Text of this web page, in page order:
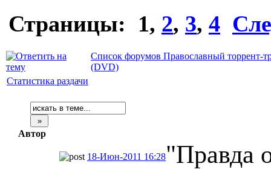
Страницы: 1, 2, 3, 4
Список форумов Православный торрент-
(DVD)
Статистика раздачи
Автор
18-Июн-2011 16:28"Правда